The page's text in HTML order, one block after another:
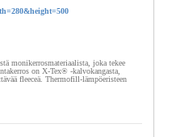
monikerrosmateriaalista, joka tekee
on X-Tex® -kalvokangasta,
fleeceä. Thermofill-lämpöeristeen